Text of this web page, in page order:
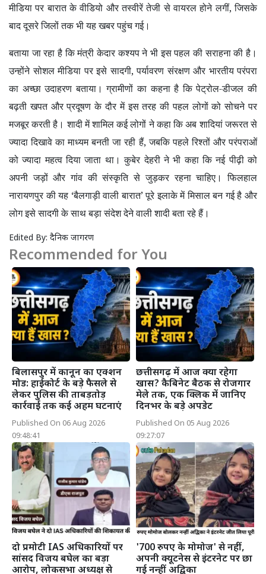
मीडिया पर बारात के वीडियो और तस्वीरें तेजी से वायरल होने लगीं,जिसके
बाद दूसरे जिलों तक भी यह खबर पहुंच गई।
बताया जा रहा है कि मंत्री केदार कश्यप ने भी इस पहल की सराहना की है।
उन्होंने सोशल मीडिया पर इसे सादगी,पर्यावरण संरक्षण और भारतीय परंपरा
का अच्छा उदाहरण बताया। ग्रामीणों का कहना है कि पेट्रोल-डीजल की
बढ़ती खपत और प्रदूषण के दौर में इस तरह की पहल लोगों को सोचने पर
मजबूर करती है। शादी में शामिल कई लोगों ने कहा कि अब शादियां जरूरत से
ज्यादा दिखावे का माध्यम बनती जा रही हैं,जबकि पहले रिश्तों और परंपराओं
को ज्यादा महत्व दिया जाता था। कुबेर देहरी ने भी कहा कि नई पीढ़ी को
अपनी जड़ों और गांव की संस्कृति से जुड़कर रहना चाहिए। फिलहाल
नारायणपुर की यह ‘बैलगाड़ी वाली बारात’पूरे इलाके में मिसाल बन गई है और
लोग इसे सादगी के साथ बड़ा संदेश देने वाली शादी बता रहे हैं।
Edited By: दैनिक जागरण
Recommended for You
बिलासपुर में कानून का एक्शन
मोड: हाईकोर्ट के बड़े फैसले से
लेकर पुलिस की ताबड़तोड़
कार्रवाई तक कई अहम घटनाएं
Published On 06 Aug 2026
09:48:41
छत्तीसगढ़ में आज क्या रहेगा
खास? कैबिनेट बैठक से रोजगार
मेले तक, एक क्लिक में जानिए
दिनभर के बड़े अपडेट
Published On 05 Aug 2026
09:27:07
दो प्रमोटी IAS अधिकारियों पर
सांसद विजय बघेल का बड़ा
आरोप, लोकसभा अध्यक्ष से
'700 रुपए के मोमोज' से नहीं,
अपनी क्यूटनेस से इंटरनेट पर छा
गई नन्हीं अद्विका